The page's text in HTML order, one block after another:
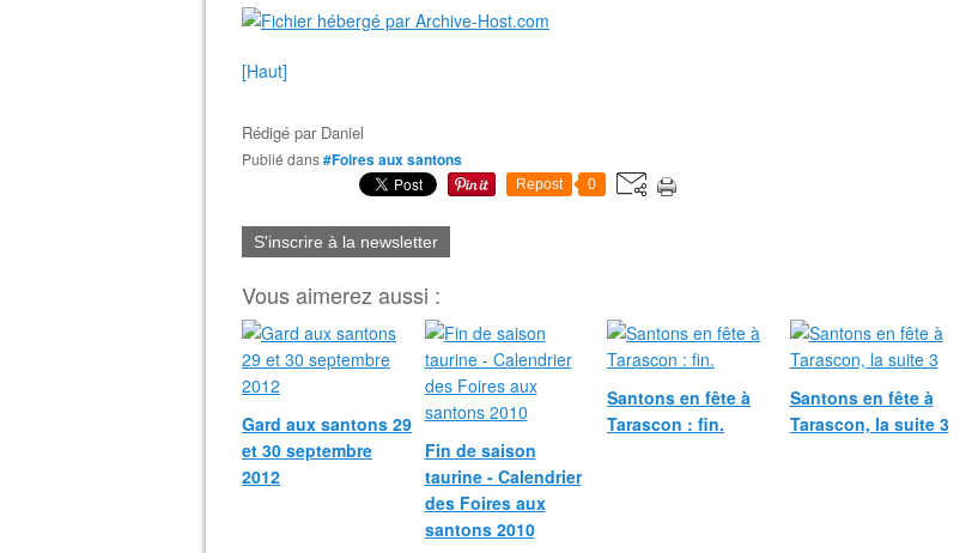
[Haut]
Rédigé par Daniel
Publié dans#Foires aux santons
Repost 0
S'inscrire à la newsletter
Vous aimerez aussi :
Gard aux santons 29
et 30 septembre
2012
Fin de saison
taurine - Calendrier
des Foires aux
santons 2010
Santons en fête à
Tarascon : fin.
Santons en fête à
Tarascon, la suite 3